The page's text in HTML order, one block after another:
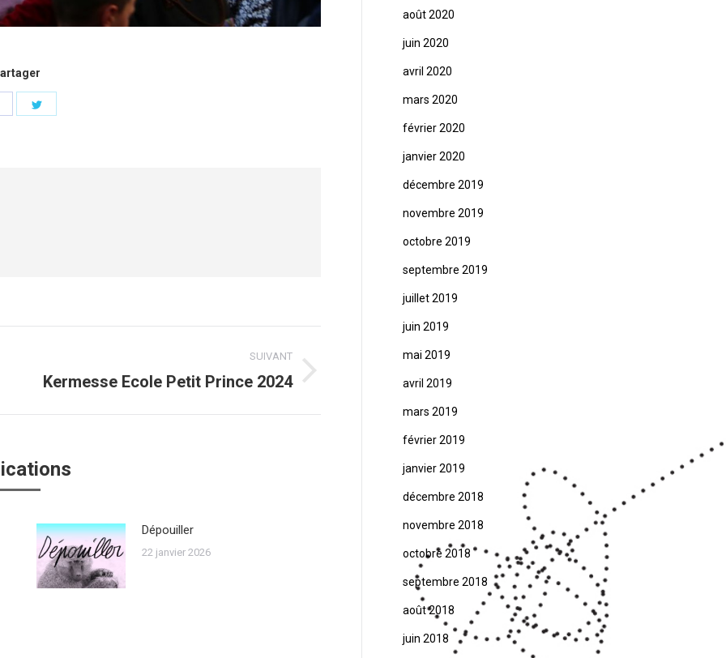
SUIVANT
Article
Kermesse Ecole Petit Prince 2024
Dépouiller
22 janvier 2026
août 2020
juin 2020
avril 2020
mars 2020
février 2020
janvier 2020
décembre 2019
novembre 2019
octobre 2019
septembre 2019
juillet 2019
juin 2019
mai 2019
avril 2019
mars 2019
février 2019
janvier 2019
décembre 2018
novembre 2018
octobre 2018
septembre 2018
août 2018
juin 2018